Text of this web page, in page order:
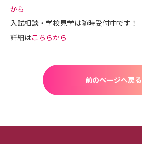
から
入試相談・学校見学は随時受付中です！
詳細はこちらから
前のページへ戻る